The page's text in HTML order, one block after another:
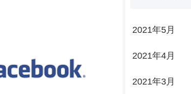
2021年5月
2021年4月
2021年3月